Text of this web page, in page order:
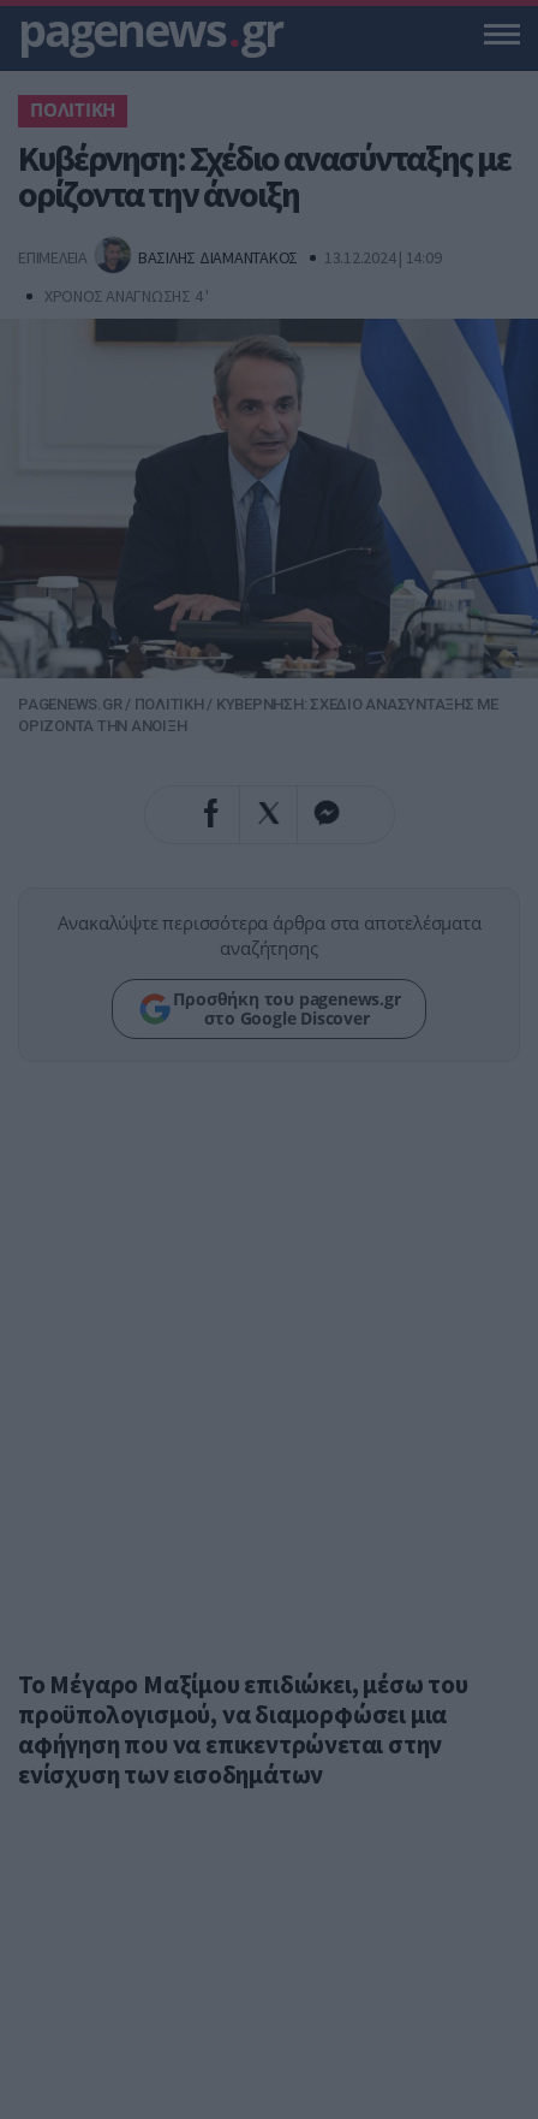
pagenews.gr
ΠΟΛΙΤΙΚΗ
Κυβέρνηση: Σχέδιο ανασύνταξης με
ορίζοντα την άνοιξη
ΕΠΙΜΕΛΕΙΑ ΒΑΣΙΛΗΣ ΔΙΑΜΑΝΤΑΚΟΣ
13.12.2024 | 14:09
ΧΡΟΝΟΣ ΑΝΑΓΝΩΣΗΣ 4 '
PAGENEWS.GR / ΠΟΛΙΤΙΚΗ / ΚΥΒΕΡΝΗΣΗ: ΣΧΕΔΙΟ ΑΝΑΣΥΝΤΑΞΗΣ ΜΕ
ΟΡΙΖΟΝΤΑ ΤΗΝ ΑΝΟΙΞΗ
Ανακαλύψτε περισσότερα άρθρα στα αποτελέσματα
αναζήτησης
Προσθήκη του pagenews.gr
στο Google Discover
Το Μέγαρο Μαξίμου επιδιώκει, μέσω του
προϋπολογισμού, να διαμορφώσει μια
αφήγηση που να επικεντρώνεται στην
ενίσχυση των εισοδημάτων